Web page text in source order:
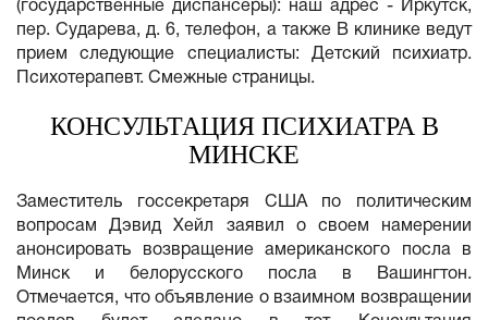
(государственные диспансеры): наш адрес - Иркутск,
пер. Сударева, д. 6, телефон, а также В клинике ведут
прием следующие специалисты: Детский психиатр.
Психотерапевт. Смежные страницы.
КОНСУЛЬТАЦИЯ ПСИХИАТРА В
МИНСКЕ
Заместитель госсекретаря США по политическим
вопросам Дэвид Хейл заявил о своем намерении
анонсировать возвращение американского посла в
Минск и белорусского посла в Вашингтон.
Отмечается, что объявление о взаимном возвращении